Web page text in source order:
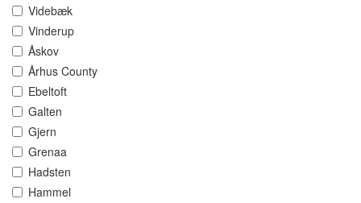
Videbæk
Vinderup
Åskov
Århus County
Ebeltoft
Galten
Gjern
Grenaa
Hadsten
Hammel